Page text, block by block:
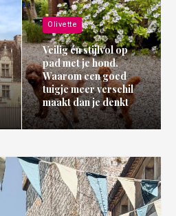
Olivette
Veilig én stijlvol op
pad met je hond.
Waarom een goed
tuigje meer verschil
maakt dan je denkt